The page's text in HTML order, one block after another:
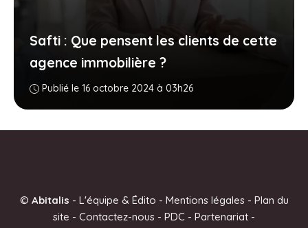
Safti : Que pensent les clients de cette
agence immobilière ?
Publié le 16 octobre 2024 à 03h26
© Abitalis - L'équipe & Édito - Mentions légales- Plan du
site - Contactez-nous - PDC - Partenariat -